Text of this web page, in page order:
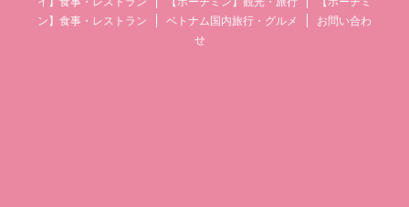
ン】食事・レストラン
ベトナム国内旅行・グルメ
お問い合わ
せ